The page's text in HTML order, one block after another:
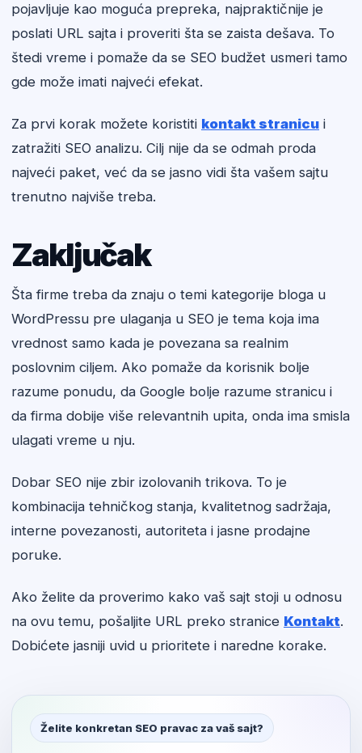
pojavljuje kao moguća prepreka, najpraktičnije je
poslati URL sajta i proveriti šta se zaista dešava. To
štedi vreme i pomaže da se SEO budžet usmeri tamo
gde može imati najveći efekat.
Za prvi korak možete koristiti kontakt stranicu i
zatražiti SEO analizu. Cilj nije da se odmah proda
najveći paket, već da se jasno vidi šta vašem sajtu
trenutno najviše treba.
Zaključak
Šta firme treba da znaju o temi kategorije bloga u
WordPressu pre ulaganja u SEO je tema koja ima
vrednost samo kada je povezana sa realnim
poslovnim ciljem. Ako pomaže da korisnik bolje
razume ponudu, da Google bolje razume stranicu i
da firma dobije više relevantnih upita, onda ima smisla
ulagati vreme u nju.
Dobar SEO nije zbir izolovanih trikova. To je
kombinacija tehničkog stanja, kvalitetnog sadržaja,
interne povezanosti, autoriteta i jasne prodajne
poruke.
Ako želite da proverimo kako vaš sajt stoji u odnosu
na ovu temu, pošaljite URL preko stranice Kontakt.
Dobićete jasniji uvid u prioritete i naredne korake.
Želite konkretan SEO pravac za vaš sajt?